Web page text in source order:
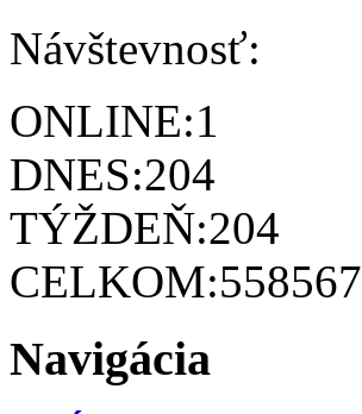
Návštevnosť:
ONLINE:1
DNES:204
TÝŽDEŇ:204
CELKOM:558567
Navigácia